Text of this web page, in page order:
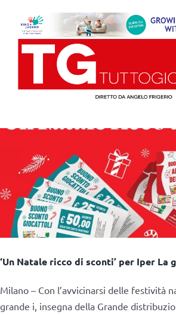
contenuto
‘Un Natale ricco di sconti’ per Iper La
Milano – Con l’avvicinarsi delle festività
grande i, insegna della Grande